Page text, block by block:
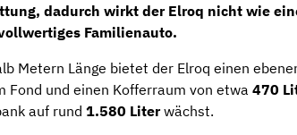
dadurch wirkt der Elroq nicht wie
Familienauto.
Metern Länge bietet der Elroq einen
Fond und einen Kofferraum von etwa 470
auf rund 1.580 Literwächst.